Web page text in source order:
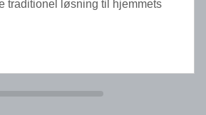
traditionel løsning til hjemmets